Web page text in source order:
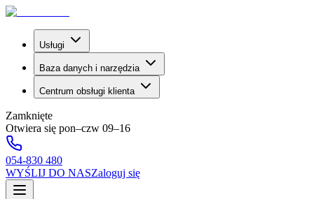
Usługi
Baza danych i narzędzia
Centrum obsługi klienta
Zamknięte
Otwiera się pon–czw 09–16
054-830 480
WYŚLIJ DO NASZaloguj się